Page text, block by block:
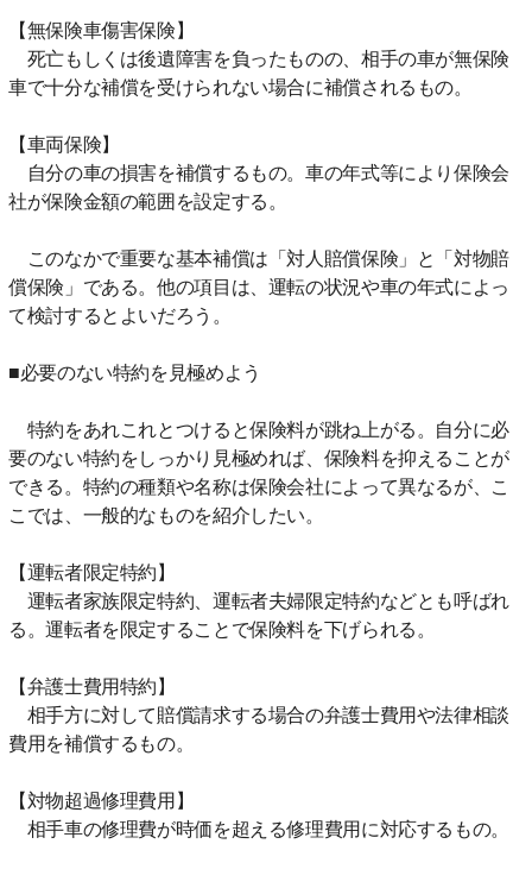
【無保険車傷害保険】
死亡もしくは後遺障害を負ったものの、相手の車が無保険
車で十分な補償を受けられない場合に補償されるもの。
【車両保険】
自分の車の損害を補償するもの。車の年式等により保険会
社が保険金額の範囲を設定する。
このなかで重要な基本補償は「対人賠償保険」と「対物賠
償保険」である。他の項目は、運転の状況や車の年式によっ
て検討するとよいだろう。
■必要のない特約を見極めよう
特約をあれこれとつけると保険料が跳ね上がる。自分に必
要のない特約をしっかり見極めれば、保険料を抑えることが
できる。特約の種類や名称は保険会社によって異なるが、こ
こでは、一般的なものを紹介したい。
【運転者限定特約】
運転者家族限定特約、運転者夫婦限定特約などとも呼ばれ
る。運転者を限定することで保険料を下げられる。
【弁護士費用特約】
相手方に対して賠償請求する場合の弁護士費用や法律相談
費用を補償するもの。
【対物超過修理費用】
相手車の修理費が時価を超える修理費用に対応するもの。